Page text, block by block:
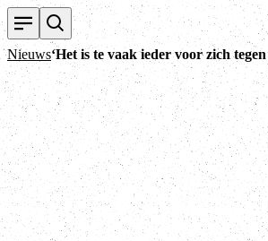
Nieuws‘Het is te vaak ieder voor zich tegen